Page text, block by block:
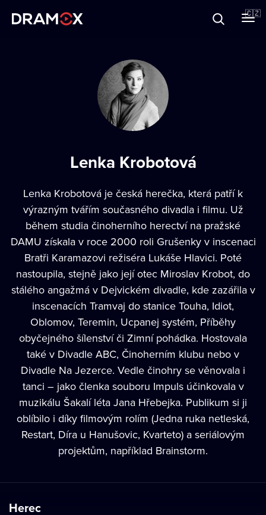
🇨🇿
Lenka Krobotová
Lenka Krobotová je česká herečka, která patří k
výrazným tvářím současného divadla i filmu. Už
během studia činoherního herectví na pražské
DAMU získala v roce 2000 roli Grušenky v inscenaci
Bratři Karamazovi režiséra Lukáše Hlavici. Poté
nastoupila, stejně jako její otec Miroslav Krobot, do
stálého angažmá v Dejvickém divadle, kde zazářila v
inscenacích Tramvaj do stanice Touha, Idiot,
Oblomov, Teremin, Ucpanej systém, Příběhy
obyčejného šílenství či Zimní pohádka. Hostovala
také v Divadle ABC, Činoherním klubu nebo v
Divadle Na Jezerce. Vedle činohry se věnovala i
tanci – jako členka souboru Impuls účinkovala v
muzikálu Šakalí léta Jana Hřebejka. Publikum si ji
oblíbilo i díky filmovým rolím (Jedna ruka netleská,
Restart, Díra u Hanušovic, Kvarteto) a seriálovým
projektům, například Brainstorm.
Herec